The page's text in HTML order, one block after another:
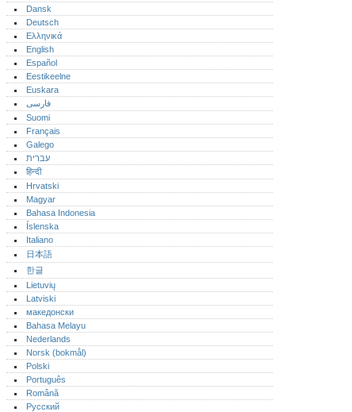
Dansk
Deutsch
Ελληνικά
English
Español
Eestikeelne
Euskara
فارسی
Suomi
Français
Galego
עברית
हिन्दी
Hrvatski
Magyar
Bahasa Indonesia
Íslenska
Italiano
日本語
한글
Lietuvių
Latviski
македонски
Bahasa Melayu
Nederlands
Norsk (bokmål)‎
Polski
Português‎
Română
Русский